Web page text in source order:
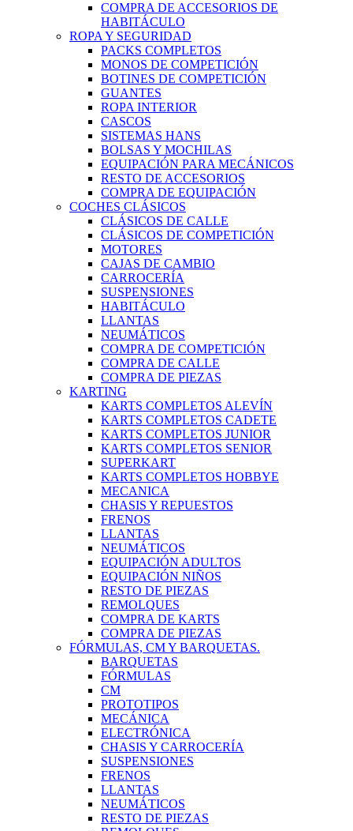
COMPRA DE ACCESORIOS DE
HABITÁCULO
ROPA Y SEGURIDAD
PACKS COMPLETOS
MONOS DE COMPETICIÓN
BOTINES DE COMPETICIÓN
GUANTES
ROPA INTERIOR
CASCOS
SISTEMAS HANS
BOLSAS Y MOCHILAS
EQUIPACIÓN PARA MECÁNICOS
RESTO DE ACCESORIOS
COMPRA DE EQUIPACIÓN
COCHES CLÁSICOS
CLÁSICOS DE CALLE
CLÁSICOS DE COMPETICIÓN
MOTORES
CAJAS DE CAMBIO
CARROCERÍA
SUSPENSIONES
HABITÁCULO
LLANTAS
NEUMÁTICOS
COMPRA DE COMPETICIÓN
COMPRA DE CALLE
COMPRA DE PIEZAS
KARTING
KARTS COMPLETOS ALEVÍN
KARTS COMPLETOS CADETE
KARTS COMPLETOS JUNIOR
KARTS COMPLETOS SENIOR
SUPERKART
KARTS COMPLETOS HOBBYE
MECANICA
CHASIS Y REPUESTOS
FRENOS
LLANTAS
NEUMÁTICOS
EQUIPACIÓN ADULTOS
EQUIPACIÓN NIÑOS
RESTO DE PIEZAS
REMOLQUES
COMPRA DE KARTS
COMPRA DE PIEZAS
FÓRMULAS, CM Y BARQUETAS.
BARQUETAS
FÓRMULAS
CM
PROTOTIPOS
MECÁNICA
ELECTRÓNICA
CHASIS Y CARROCERÍA
SUSPENSIONES
FRENOS
LLANTAS
NEUMÁTICOS
RESTO DE PIEZAS